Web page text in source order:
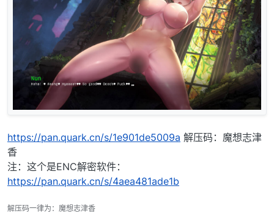
https://pan.quark.cn/s/1e901de5009a 解压码：魔想志津
香
注：这个是ENC解密软件：
https://pan.quark.cn/s/4aea481ade1b
解压码一律为：魔想志津香